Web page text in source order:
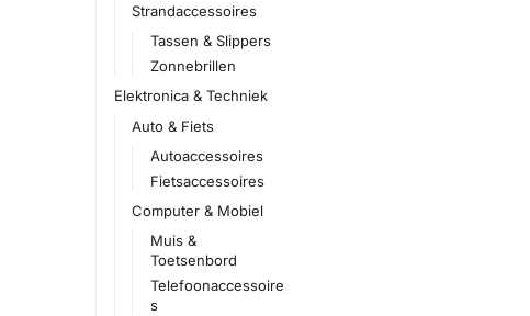
Strandaccessoires
Tassen & Slippers
Zonnebrillen
Elektronica & Techniek
Auto & Fiets
Autoaccessoires
Fietsaccessoires
Computer & Mobiel
Muis &
Toetsenbord
Telefoonaccessoire
s